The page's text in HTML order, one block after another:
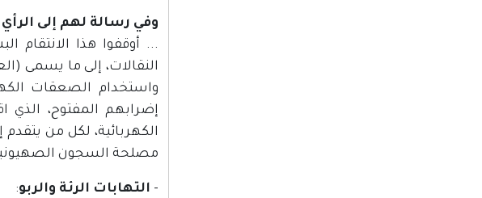
وفي رسالة لهم إلى الرأي العام بتاريخ 22/8/
... أوقفوا هذا
النقالات، إلى ما يسمى
واستخدام الصعقات
إضرابهم المفتوح،
الكهربائية، لكل من
مصلحة السجون
- التهابات الرئة والربو: